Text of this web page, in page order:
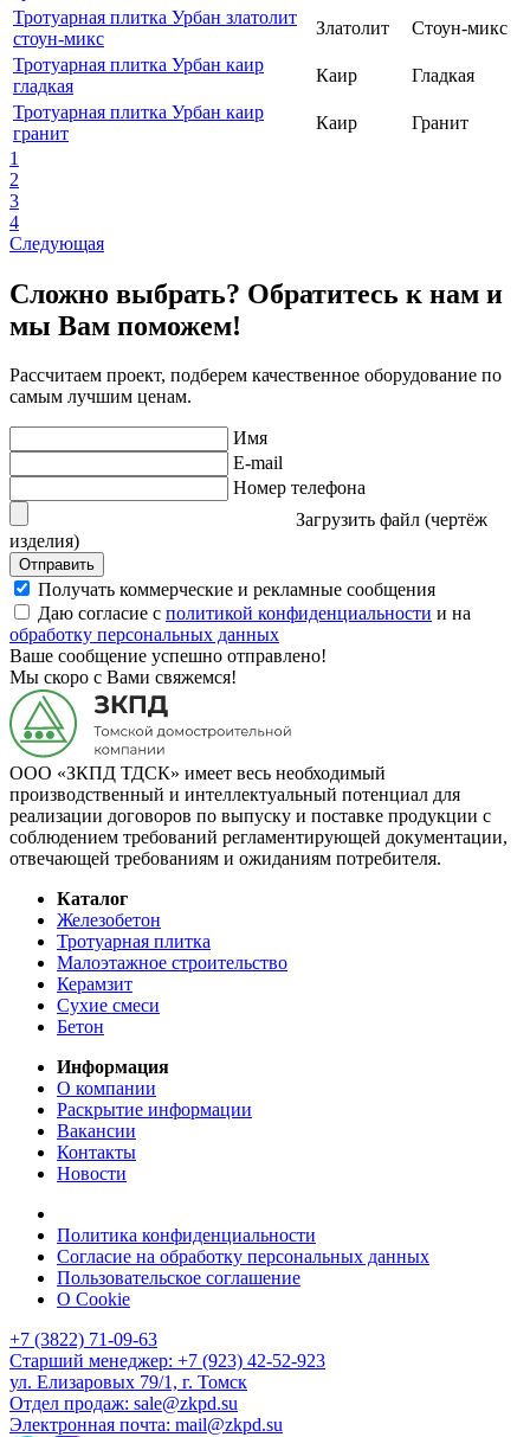
Тротуарная плитка Урбан златолит
стоун-микс
Златолит
Стоун-микс
Тротуарная плитка Урбан каир
гладкая
Каир
Гладкая
Тротуарная плитка Урбан каир
гранит
Каир
Гранит
1
2
3
4
Следующая
Сложно выбрать? Обратитесь к нам и
мы Вам поможем!
Рассчитаем проект, подберем качественное оборудование по
самым лучшим ценам.
Имя
E-mail
Номер телефона
Загрузить файл (чертёж
изделия)
Отправить
Получать коммерческие и рекламные сообщения
Даю согласие с политикой конфиденциальности и на
обработку персональных данных
Ваше сообщение успешно отправлено!
Мы скоро с Вами свяжемся!
ООО «ЗКПД ТДСК» имеет весь необходимый
производственный и интеллектуальный потенциал для
реализации договоров по выпуску и поставке продукции с
соблюдением требований регламентирующей документации,
отвечающей требованиям и ожиданиям потребителя.
Каталог
Железобетон
Тротуарная плитка
Малоэтажное строительство
Керамзит
Сухие смеси
Бетон
Информация
О компании
Раскрытие информации
Вакансии
Контакты
Новости
Политика конфиденциальности
Согласие на обработку персональных данных
Пользовательское соглашение
О Cookie
+7 (3822) 71-09-63
Старший менеджер: +7 (923) 42-52-923
ул. Елизаровых 79/1, г. Томск
Отдел продаж: sale@zkpd.su
Электронная почта: mail@zkpd.su